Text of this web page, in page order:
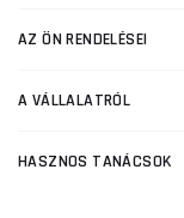
AZ ÖN RENDELÉSEI
A VÁLLALATRÓL
HASZNOS TANÁCSOK